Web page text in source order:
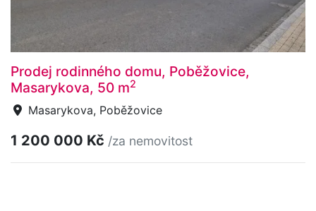
Prodej rodinného domu, Poběžovice,
Masarykova, 50 m2
Masarykova, Poběžovice
1 200 000 Kč /za nemovitost